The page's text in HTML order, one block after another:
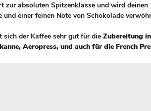
zur absoluten Spitzenklasse und wird deinen
einer feinen Note von Schokolade
sich der Kaffee sehr gut für die Zubereitung
Aeropress, und auch für die French